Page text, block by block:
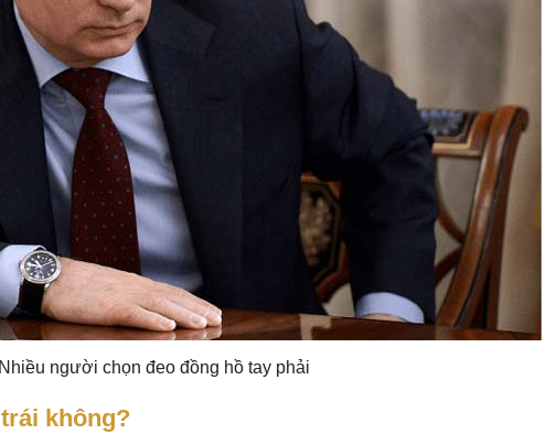
Nhiều người chọn đeo đồng hồ tay phải
không?